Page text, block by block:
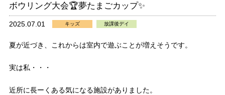
ボウリング大会🏆夢たまごカップ✨
2025.07.01 キッズ 放課後デイ
夏が近づき、これからは室内で遊ぶことが増えそうです。
実は私・・・
近所に長ーくある気になる施設がありました。